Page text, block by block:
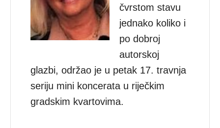
čvrstom stavu
jednako koliko i
po dobroj
autorskoj
glazbi, održao je u petak 17. travnja
seriju mini koncerata u riječkim
gradskim kvartovima.